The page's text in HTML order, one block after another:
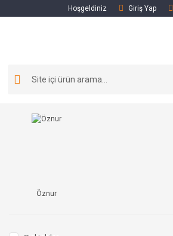
Hoşgeldiniz Giriş Yap
Öznur